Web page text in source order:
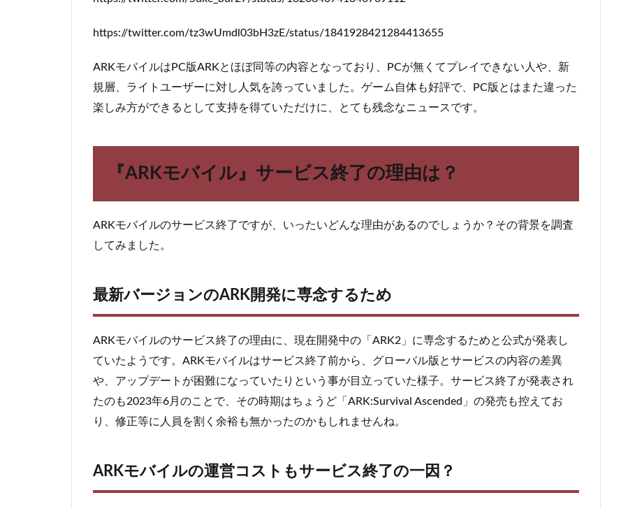
『ARK
ル』サ
終了の
は？
バー
ジョ
ンの
に専
るた
2.2
イル
営コ
スト
もサ
ービ
ス終
因？
3
https://twitter.com/tz3wUmdl03bH3zE/status/1841928421284413655
ARKモバイルはPC版ARKとほぼ同等の内容となっており、PCが無くてプレイできない人や、新
規層、ライトユーザーに対し人気を誇っていました。ゲーム自体も好評で、PC版とはまた違った
楽しみ方ができるとして支持を得ていただけに、とても残念なニュースです。
『ARKモバイル』サービス終了の理由は？
ARKモバイルのサービス終了ですが、いったいどんな理由があるのでしょうか？その背景を調査
してみました。
最新バージョンのARK開発に専念するため
ARKモバイルのサービス終了の理由に、現在開発中の「ARK2」に専念するためと公式が発表し
ていたようです。ARKモバイルはサービス終了前から、グローバル版とサービスの内容の差異
や、アップデートが困難になっていたりという事が目立っていた様子。サービス終了が発表され
たのも2023年6月のことで、その時期はちょうど「ARK:Survival Ascended」の発売も控えてお
り、修正等に人員を割く余裕も無かったのかもしれませんね。
ARKモバイルの運営コストもサービス終了の一因？